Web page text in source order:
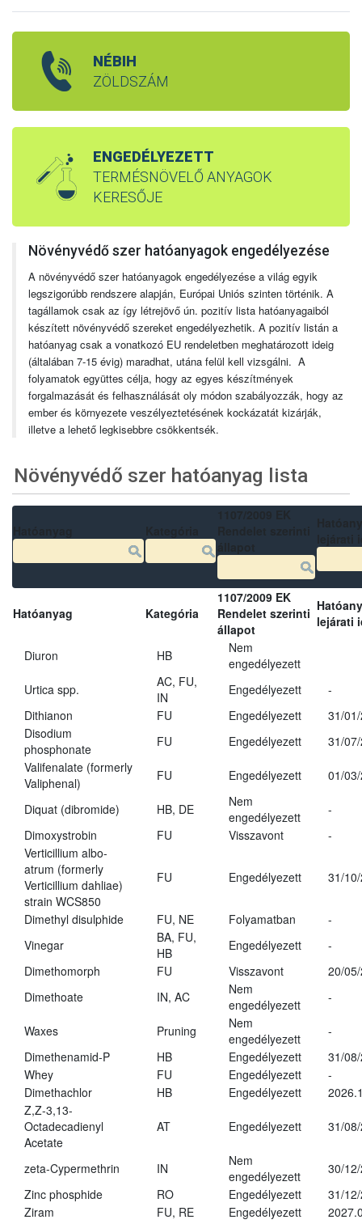
NÉBIH
ZÖLDSZÁM
ENGEDÉLYEZETT
TERMÉSNÖVELŐ ANYAGOK
KERESŐJE
Növényvédő szer hatóanyagok engedélyezése
A növényvédő szer hatóanyagok engedélyezése a világ egyik
legszigorúbb rendszere alapján, Európai Uniós szinten történik. A
tagállamok csak az így létrejövő ún. pozitív lista hatóanyagaiból
készített növényvédő szereket engedélyezhetik. A pozitív listán a
hatóanyag csak a vonatkozó EU rendeletben meghatározott ideig
(általában 7-15 évig) maradhat, utána felül kell vizsgálni. A
folyamatok együttes célja, hogy az egyes készítmények
forgalmazását és felhasználását oly módon szabályozzák, hogy az
ember és környezete veszélyeztetésének kockázatát kizárják,
illetve a lehető legkisebbre csökkentsék.
Növényvédő szer hatóanyag lista
Hatóanyag Kategória
1107/2009 EK
Rendelet szerinti
állapot
lejárati
Diuron HB
Nem
engedélyezett
Urtica spp.
AC, FU,
IN
Engedélyezett
-
Dithianon
FU Engedélyezett
31/
Disodium
phosphonate
FU Engedélyezett
31/
Valifenalate (formerly
Valiphenal)
FU Engedélyezett 01/
Diquat (dibromide) HB, DE
Nem
engedélyezett
-
Dimoxystrobin
FU Visszavont
-
Verticillium albo-
atrum (formerly
Verticillium dahliae)
strain WCS850
FU Engedélyezett 31/
Dimethyl disulphide FU, NE Folyamatban
-
Vinegar
BA, FU,
HB
Engedélyezett
-
Dimethomorph
FU Visszavont
20/
Dimethoate
IN, AC
Nem
engedélyezett
-
Waxes Pruning
Nem
engedélyezett
-
Dimethenamid-P
HB Engedélyezett
31/
Whey
FU Engedélyezett
-
Dimethachlor
HB Engedélyezett
Z,Z-3,13-
Octadecadienyl
Acetate
AT Engedélyezett 31/
zeta-Cypermethrin IN
Nem
engedélyezett
30/
Zinc phosphide
RO Engedélyezett
31/
Ziram
FU, RE Engedélyezett